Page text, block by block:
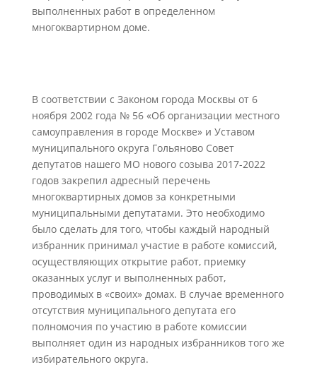
выполненных работ в определенном
многоквартирном доме.
В соответствии с Законом города Москвы от 6
ноября 2002 года № 56 «Об организации местного
самоуправления в городе Москве» и Уставом
муниципального округа Гольяново Совет
депутатов нашего МО нового созыва 2017-2022
годов закрепил адресный перечень
многоквартирных домов за конкретными
муниципальными депутатами. Это необходимо
было сделать для того, чтобы каждый народный
избранник принимал участие в работе комиссий,
осуществляющих открытие работ, приемку
оказанных услуг и выполненных работ,
проводимых в «своих» домах. В случае временного
отсутствия муниципального депутата его
полномочия по участию в работе комиссии
выполняет один из народных избранников того же
избирательного округа.